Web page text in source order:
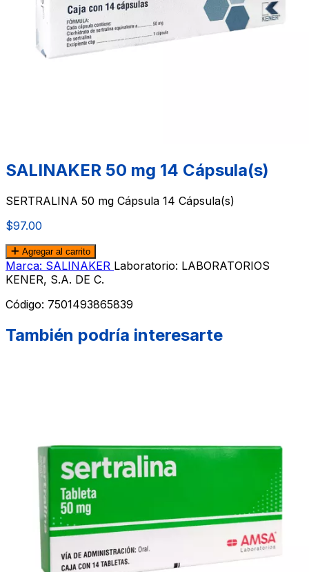
SALINAKER 50 mg 14 Cápsula(s)
SERTRALINA 50 mg Cápsula 14 Cápsula(s)
$97.00
Agregar al carrito
Marca: SALINAKER Laboratorio: LABORATORIOS
KENER, S.A. DE C.
Código: 7501493865839
También podría interesarte